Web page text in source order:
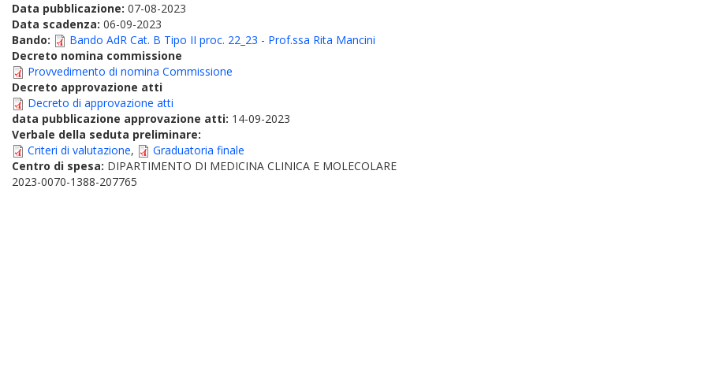
Data pubblicazione: 07-08-2023
Data scadenza: 06-09-2023
Bando:
Bando AdR Cat. B Tipo II proc. 22_23 - Prof.ssa Rita Mancini
Decreto nomina commissione
Provvedimento di nomina Commissione
Decreto approvazione atti
Decreto di approvazione atti
data pubblicazione approvazione atti: 14-09-2023
Verbale della seduta preliminare:
Criteri di valutazione,
Graduatoria finale
Centro di spesa: DIPARTIMENTO DI MEDICINA CLINICA E MOLECOLARE
2023-0070-1388-207765